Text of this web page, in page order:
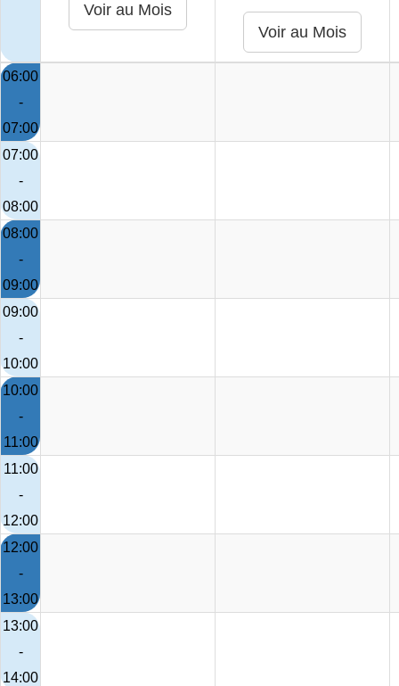
06:00
-
07:00
07:00
-
08:00
08:00
-
09:00
09:00
-
10:00
10:00
-
11:00
11:00
-
12:00
12:00
-
13:00
13:00
-
14:00